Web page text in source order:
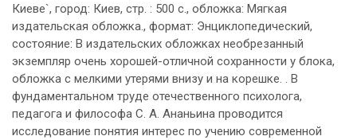
Киеве`, город: Киев, стр. : 500 с., обложка: Мягкая
издательская обложка., формат: Энциклопедический,
состояние: В издательских обложках необрезанный
экземпляр очень хорошей-отличной сохранности у блока,
обложка с мелкими утерями внизу и на корешке. . В
фундаментальном труде отечественного психолога,
педагога и философа С. А. Ананьина проводится
исследование понятия интерес по учению современной